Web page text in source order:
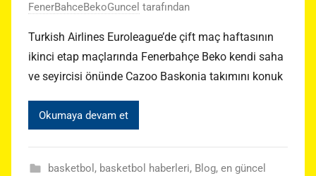
FenerBahceBekoGuncel tarafından
Turkish Airlines Euroleague’de çift maç haftasının
ikinci etap maçlarında Fenerbahçe Beko kendi saha
ve seyircisi önünde Cazoo Baskonia takımını konuk
Okumaya devam et
basketbol , basketbol haberleri, Blog, en güncel